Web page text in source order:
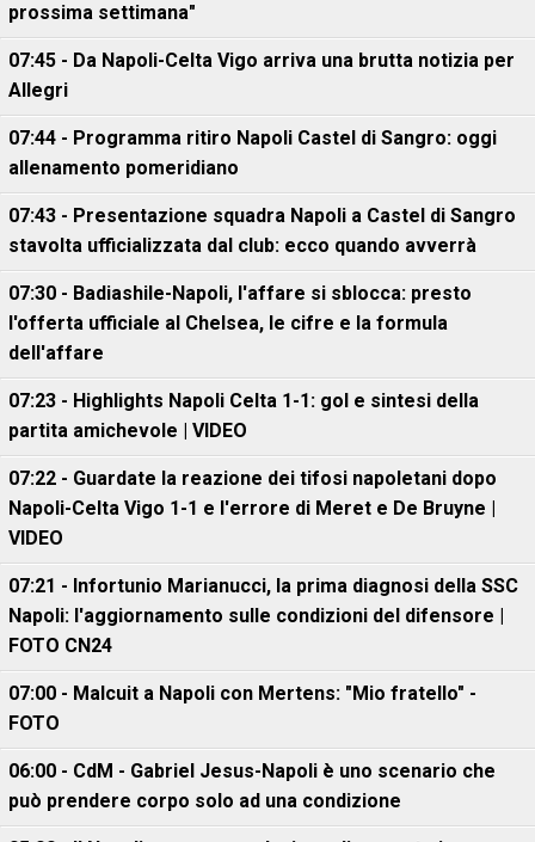
prossima settimana"
07:45 - Da Napoli-Celta Vigo arriva una brutta notizia per
Allegri
07:44 - Programma ritiro Napoli Castel di Sangro: oggi
allenamento pomeridiano
07:43 - Presentazione squadra Napoli a Castel di Sangro
stavolta ufficializzata dal club: ecco quando avverrà
07:30 - Badiashile-Napoli, l'affare si sblocca: presto
l'offerta ufficiale al Chelsea, le cifre e la formula
dell'affare
07:23 - Highlights Napoli Celta 1-1: gol e sintesi della
partita amichevole | VIDEO
07:22 - Guardate la reazione dei tifosi napoletani dopo
Napoli-Celta Vigo 1-1 e l'errore di Meret e De Bruyne |
VIDEO
07:21 - Infortunio Marianucci, la prima diagnosi della SSC
Napoli: l'aggiornamento sulle condizioni del difensore |
FOTO CN24
07:00 - Malcuit a Napoli con Mertens: "Mio fratello" -
FOTO
06:00 - CdM - Gabriel Jesus-Napoli è uno scenario che
può prendere corpo solo ad una condizione